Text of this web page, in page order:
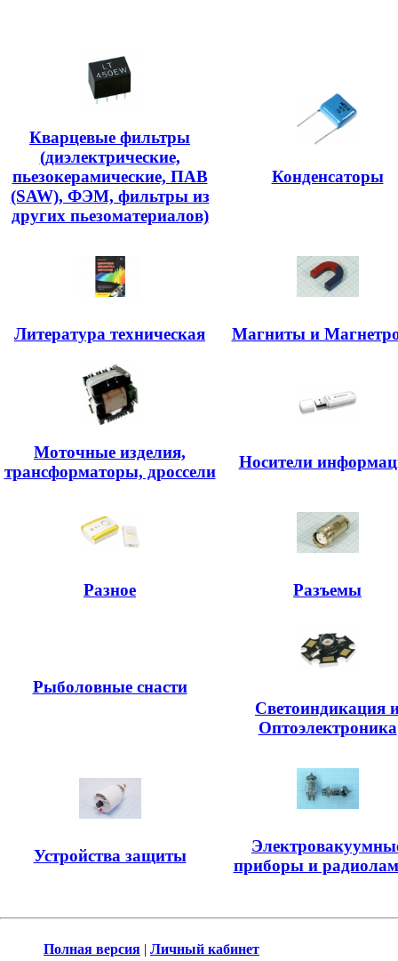
Кварцевые фильтры
(диэлектрические,
пьезокерамические, ПАВ
(SAW), ФЭМ, фильтры из
других пьезоматериалов)
Конденсаторы
Литература техническая Магниты и
Моточные изделия,
трансформаторы, дроссели
Носители
Разное Разъемы
Рыболовные снасти
Светоиндикация
Оптоэлектроника
Устройства защиты
приборы и
Полная версия | Личный кабинет